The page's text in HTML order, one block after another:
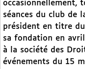
occasionnellement,
séances du club de
président en titre
sa fondation en
à la société des
événements du 15